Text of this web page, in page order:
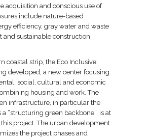
acquisition and conscious use of
include nature-based
efficiency, gray water and waste
and sustainable construction.
coastal strip, the Eco Inclusive
developed, a new center focusing
social, cultural and economic
housing and work. The
infrastructure, in particular the
a “structuring green backbone”, is at
project. The urban development
the project phases and